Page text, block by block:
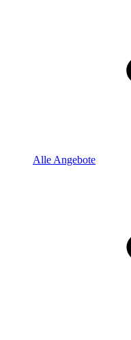
Alle Angebote